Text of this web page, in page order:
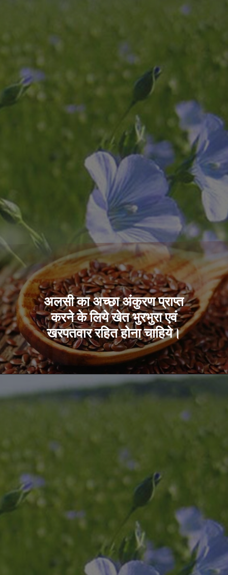
अलसी का अच्छा अंकुरण प्राप्त
करने के लिये खेत भुरभुरा एवं
खरपतवार रहित होना चाहिये।